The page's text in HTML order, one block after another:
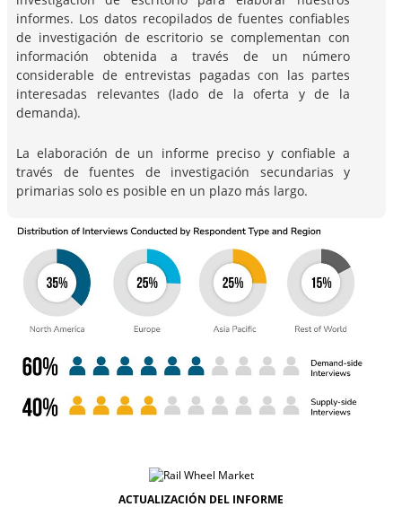
informes. Los datos recopilados de fuentes confiables
de investigación de escritorio se complementan con
información obtenida a través de un número
considerable de entrevistas pagadas con las partes
interesadas relevantes (lado de la oferta y de la
demanda).
La elaboración de un informe preciso y confiable a
través de fuentes de investigación secundarias y
primarias solo es posible en un plazo más largo.
ACTUALIZACIÓN DEL INFORME